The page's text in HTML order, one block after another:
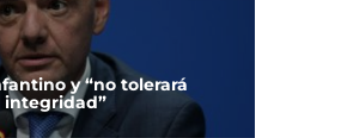
y “no tolerará
integridad”